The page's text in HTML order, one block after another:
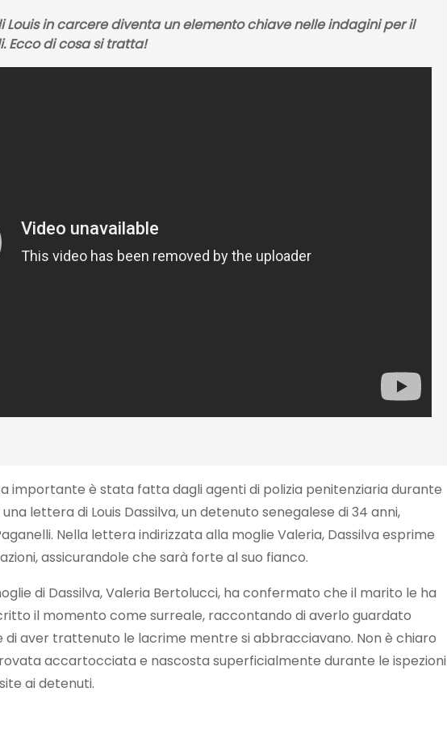
Louis in carcere diventa un elemento chiave nelle indagini per il
Ecco di cosa si tratta!
importante è stata fatta dagli agenti di polizia penitenziaria durante
lettera di Louis Dassilva, un detenuto senegalese di 34 anni,
Nella lettera indirizzata alla moglie Valeria, Dassilva esprime
assicurandole che sarà forte al suo fianco.
di Dassilva, Valeria Bertolucci, ha confermato che il marito le ha
il momento come surreale, raccontando di averlo guardato
aver trattenuto le lacrime mentre si abbracciavano. Non è chiaro
accartocciata e nascosta superficialmente durante le ispezioni
ai detenuti.